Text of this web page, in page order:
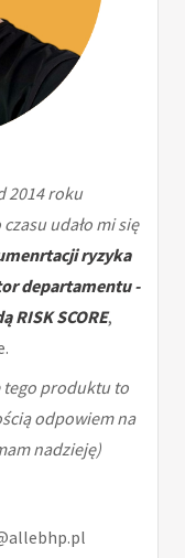
2014 roku
udało mi się
ryzyka
departamentu -
RISK SCORE,
tego produktu to
odpowiem na
nadzieję)